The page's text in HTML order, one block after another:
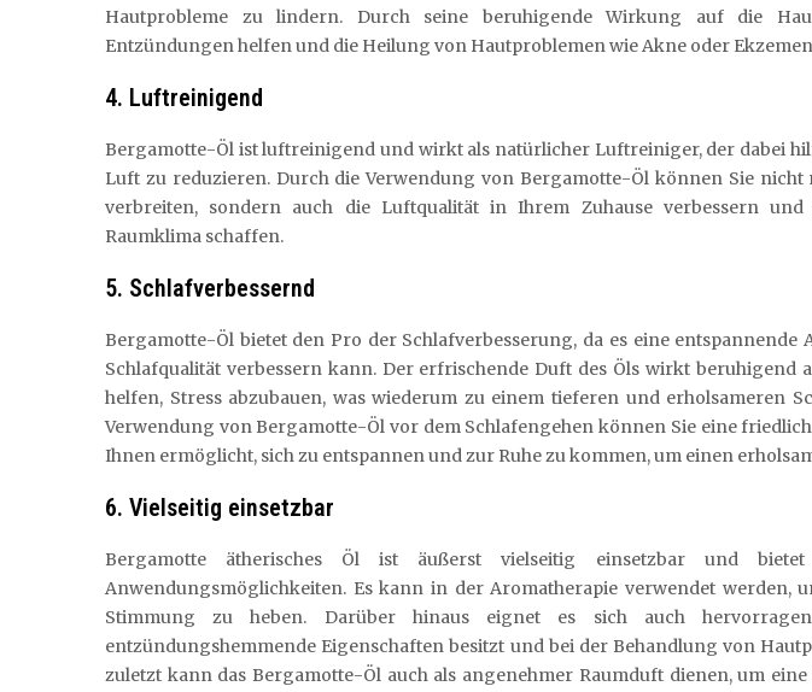
Hautprobleme zu lindern. Durch seine beruhigende Wirkung auf die
Entzündungen helfen und die Heilung von Hautproblemen wie Akne oder
4. Luftreinigend
Bergamotte-Öl ist luftreinigend und wirkt als natürlicher Luftreiniger, der dabei
Luft zu reduzieren. Durch die Verwendung von Bergamotte-Öl können Sie
verbreiten, sondern auch die Luftqualität in Ihrem Zuhause verbessern
Raumklima schaffen.
5. Schlafverbessernd
Bergamotte-Öl bietet den Pro der Schlafverbesserung, da es eine entspannende
Schlafqualität verbessern kann. Der erfrischende Duft des Öls wirkt beruhigend
helfen, Stress abzubauen, was wiederum zu einem tieferen und erholsameren
Verwendung von Bergamotte-Öl vor dem Schlafengehen können Sie eine
Ihnen ermöglicht, sich zu entspannen und zur Ruhe zu kommen, um einen
6. Vielseitig einsetzbar
Bergamotte ätherisches Öl ist äußerst vielseitig einsetzbar und
Anwendungsmöglichkeiten. Es kann in der Aromatherapie verwendet werden,
Stimmung zu heben. Darüber hinaus eignet es sich auch
entzündungshemmende Eigenschaften besitzt und bei der Behandlung von
zuletzt kann das Bergamotte-Öl auch als angenehmer Raumduft dienen, um